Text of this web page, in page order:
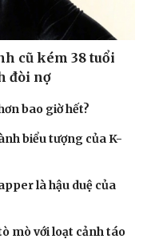
truyện đêm khuya
sổ tình yêu
giống tâm hồn
cũ kém 38 tuổi
đòi nợ
bao giờ hết?
biểu tượng của K-
là hậu duệ của
mò với loạt cảnh táo